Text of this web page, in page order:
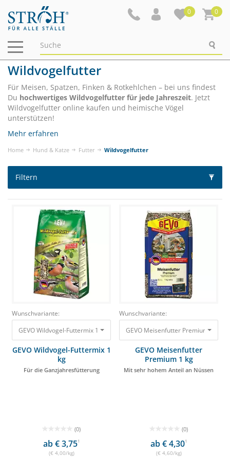
0 0
Navigation
ein-/ausblenden
Wildvogelfutter
Für Meisen, Spatzen, Finken & Rotkehlchen – bei uns findest
Du hochwertiges Wildvogelfutter für jede Jahreszeit. Jetzt
Wildvogelfutter online kaufen und heimische Vögel
unterstützen!
Mehr erfahren
Home Hund & Katze Futter Wildvogelfutter
Filtern
Wunschvariante:
GEVO Wildvogel-Futtermix 1 kg Für die Ganzjahresfütterung 4,00 €
GEVO Wildvogel-Futtermix 1
kg
Für die Ganzjahresfütterung
(0)
ab € 3,751
(€ 4,00/kg)
Wunschvariante:
GEVO Meisenfutter Premium 1 kg
GEVO Meisenfutter
Premium 1 kg
Mit sehr hohem Anteil an Nüssen
(0)
ab € 4,301
(€ 4,60/kg)